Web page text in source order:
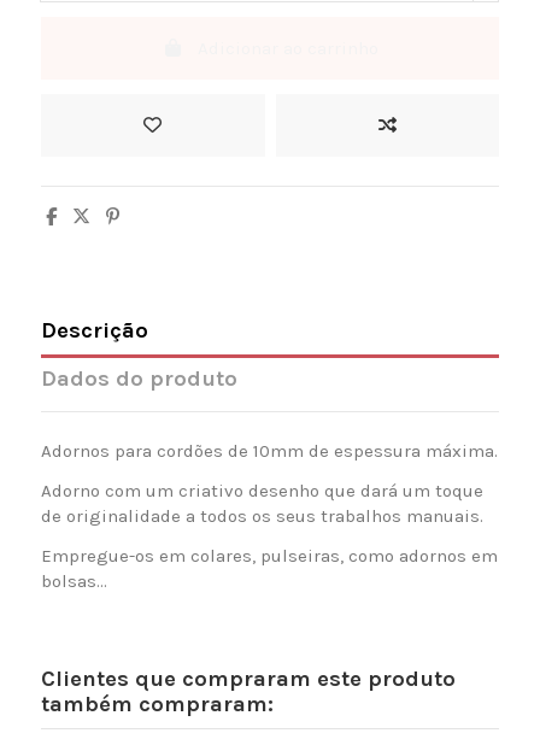
Descrição
Dados do produto
Adornos para cordões de 10mm de espessura máxima.
Adorno com um criativo desenho que dará um toque
de originalidade a todos os seus trabalhos manuais.
Empregue-os em colares, pulseiras, como adornos em
bolsas...
Clientes que compraram este produto
também compraram: